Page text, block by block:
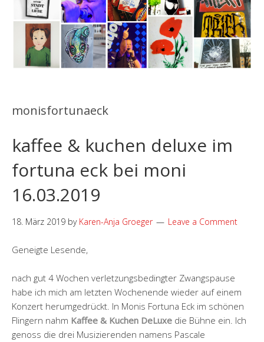
monisfortunaeck
kaffee & kuchen deluxe im
fortuna eck bei moni
16.03.2019
18. März 2019 by Karen-Anja Groeger Leave a Comment
Geneigte Lesende,
nach gut 4 Wochen verletzungsbedingter Zwangspause
habe ich mich am letzten Wochenende wieder auf einem
Konzert herumgedrückt. In Monis Fortuna Eck im schönen
Flingern nahm Kaffee & Kuchen DeLuxe die Bühne ein. Ich
genoss die drei Musizierenden namens Pascale